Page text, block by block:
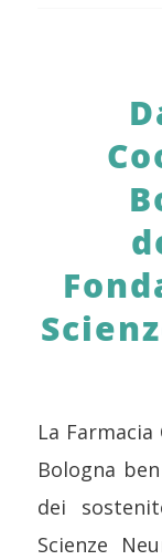
La
Bologna
dei
Scienze